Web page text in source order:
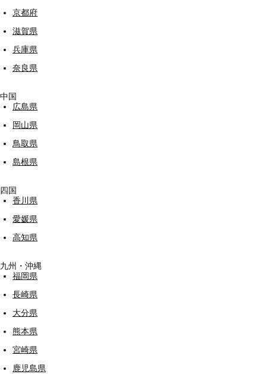
京都府
滋賀県
兵庫県
奈良県
中国
広島県
岡山県
鳥取県
島根県
四国
香川県
愛媛県
高知県
九州・沖縄
福岡県
長崎県
大分県
熊本県
宮崎県
鹿児島県